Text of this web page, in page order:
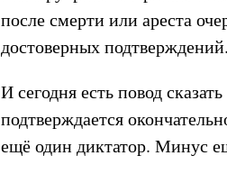
после смерти или ареста
достоверных
И сегодня есть повод
подтверждается
ещё один диктатор. Минус